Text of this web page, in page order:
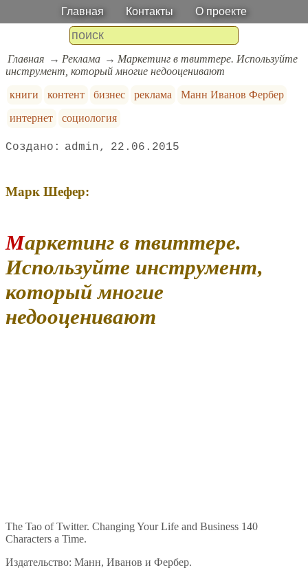
Главная Контакты О проекте
Главная Реклама
Маркетинг в твиттере. Используйте
инструмент, который многие недооценивают
книги
контент бизнес реклама
Манн Иванов Фербер
интернет
социология
admin 22.06.2015
Марк Шефер:
Маркетинг в твиттере.
Используйте инструмент,
который многие
недооценивают
The Tao of Twitter. Changing Your Life and Business 140
Characters a Time.
Издательство: Манн, Иванов и Фербер.